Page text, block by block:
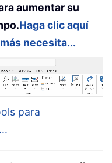
aumentar su
Haga clic aquí
necesita...
para